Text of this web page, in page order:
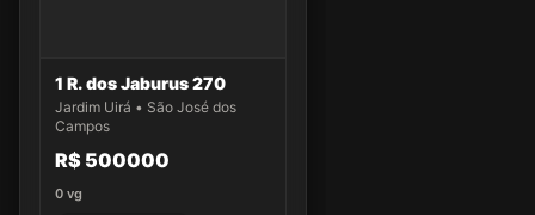
1 R. dos Jaburus 270
Jardim Uirá • São José dos
Campos
R$ 500000
0 vg